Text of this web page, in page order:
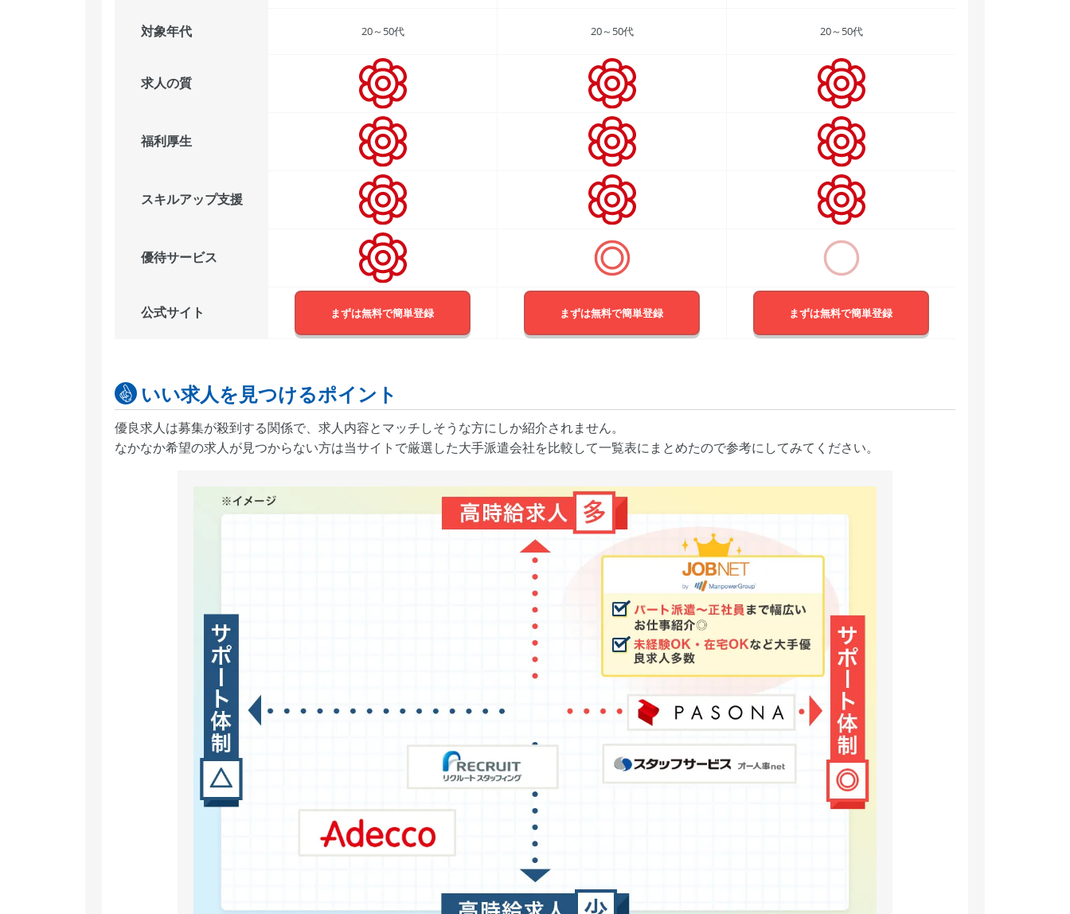
対象年代 20～50代 20～50代 20～50代
求人の質
福利厚生
スキルアップ支援
優待サービス
公式サイト まずは無料で簡単登録 まずは無料で簡単登録 まずは無料で簡単登録
いい求人を見つけるポイント
優良求人は募集が殺到する関係で、求人内容とマッチしそうな方にしか紹介されません。
なかなか希望の求人が見つからない方は当サイトで厳選した大手派遣会社を比較して一覧表にまとめたので参考にしてみてください。